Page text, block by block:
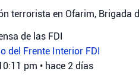
terrorista en Ofarim, Brigada
de las FDI
del Frente Interior FDI
pm • hace 2 días